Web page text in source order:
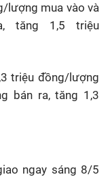
lượng mua vào và
tăng 1,5 triệu
triệu đồng/lượng
bán ra, tăng 1,3
ngay sáng 8/5